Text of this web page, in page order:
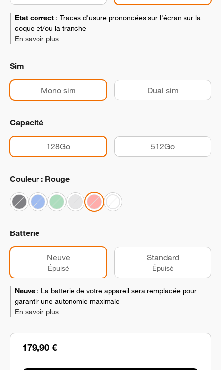
179,90 €
Etat correct : Traces d'usure prononcées sur l'écran sur la
coque et/ou la tranche
En savoir plus
Sim
Mono sim Dual sim
Capacité
128Go 512Go
Couleur : Rouge
Batterie
Neuve
Épuisé
Standard
Épuisé
Neuve : La batterie de votre appareil sera remplacée pour
garantir une autonomie maximale
En savoir plus